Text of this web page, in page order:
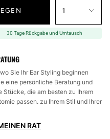
1
30 Tage Rückgabe und Umtausch
Sie Ihr Ear Styling beginnen
eine persönliche Beratung und
Stücke, die am besten zu Ihrem
passen. zu Ihrem Stil und Ihrer
RAT